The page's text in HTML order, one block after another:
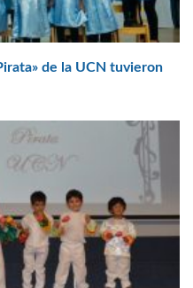
de la UCN tuvieron